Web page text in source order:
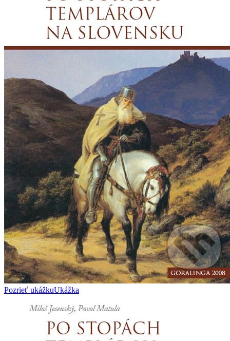
Pozrieť ukážkuUkážka